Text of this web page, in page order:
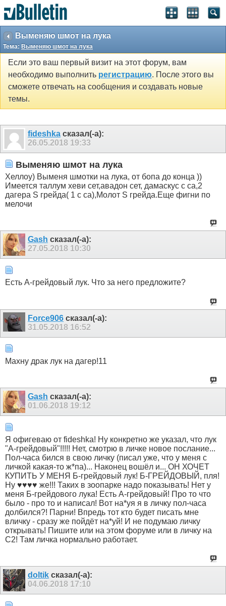
Выменяю шмот на лука
Тема: Выменяю шмот на лука
Если это ваш первый визит на этот форум, вам
необходимо выполнить регистрацию. После этого вы
сможете отвечать на сообщения и создавать новые
темы.
fideshka сказал(-а):
26.05.2018 19:33
Выменяю шмот на лука
Хеллоу) Выменя шмотки на лука, от бопа до конца ))
Имеется таллум хеви сет,авадон сет, дамаскус с са,2
дагера S грейда( 1 с са),Молот S грейда.Еще фигни по
мелочи
Gash сказал(-а):
27.05.2018 10:30
Есть А-грейдовый лук. Что за него предложите?
Force906 сказал(-а):
31.05.2018 16:52
Махну драк лук на дагер!11
Gash сказал(-а):
01.06.2018 19:12
Я офигеваю от fideshka! Ну конкретно же указал, что лук
"А-грейдовый"!!!!! Нет, смотрю в личке новое послание...
Пол-часа бился в свою личку (писал уже, что у меня с
личкой какая-то ж*па)... Наконец вошёл и... ОН ХОЧЕТ
КУПИТЬ У МЕНЯ Б-грейдовый лук! Б-ГРЕЙДОВЫЙ, пля!
Ну ♥♥♥♥ же!!! Таких в зоопарке надо показывать! Нет у
меня Б-грейдового лука! Есть А-грейдовый! Про то что
было - про то и написал! Вот на*уя я в личку пол-часа
долбился?! Парни! Впредь тот кто будет писать мне
вличку - сразу же пойдёт на*уй! И не подумаю личку
открывать! Пишите или на этом форуме или в личку на
С2! Там личка нормально работает.
doltik сказал(-а):
04.06.2018 17:10